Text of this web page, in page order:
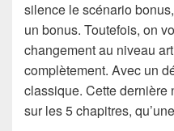
silence le scénario
un bonus. Toutefois, on
changement au niveau
complètement. Avec un
classique. Cette
sur les 5 chapitres,